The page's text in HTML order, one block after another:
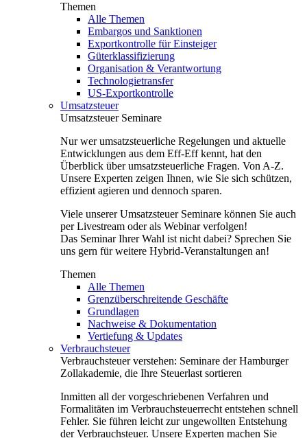
Themen
Alle Themen
Embargos und Sanktionen
Exportkontrolle für Einsteiger
Güterklassifizierung
Organisation & Verantwortung
Technologietransfer
US-Exportkontrolle
Umsatzsteuer
Umsatzsteuer Seminare
Nur wer umsatzsteuerliche Regelungen und aktuelle
Entwicklungen aus dem Eff-Eff kennt, hat den
Überblick über umsatzsteuerliche Fragen. Von A-Z.
Unsere Experten zeigen Ihnen, wie Sie sich schützen,
effizient agieren und dennoch sparen.
Viele unserer Umsatzsteuer Seminare können Sie auch
per Livestream oder als Webinar verfolgen!
Das Seminar Ihrer Wahl ist nicht dabei? Sprechen Sie
uns gern für weitere Hybrid-Veranstaltungen an!
Themen
Alle Themen
Grenzüberschreitende Geschäfte
Grundlagen
Nachweise & Dokumentation
Vertiefung & Updates
Verbrauchsteuer
Verbrauchsteuer verstehen: Seminare der Hamburger
Zollakademie, die Ihre Steuerlast sortieren
Inmitten all der vorgeschriebenen Verfahren und
Formalitäten im Verbrauchsteuerrecht entstehen schnell
Fehler. Sie führen leicht zur ungewollten Entstehung
der Verbrauchsteuer. Unsere Experten machen Sie